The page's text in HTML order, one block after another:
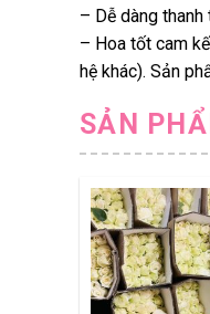
– Dễ dàng
– Hoa tốt cam
hệ khác). Sản
SẢN